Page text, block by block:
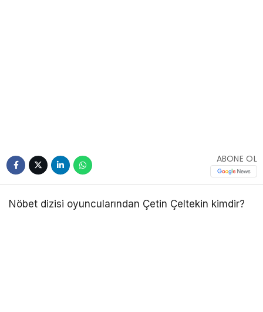
ABONE OL
Nöbet dizisi oyuncularından Çetin Çeltekin kimdir?